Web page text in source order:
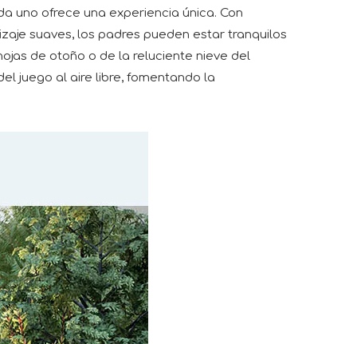
uno ofrece una experiencia única. Con
suaves, los padres pueden estar tranquilos
de otoño o de la reluciente nieve del
juego al aire libre, fomentando la